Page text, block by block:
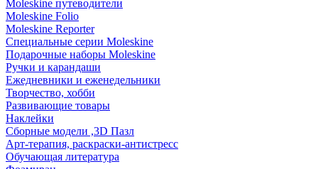
Moleskine путеводители
Moleskine Folio
Moleskine Reporter
Специальные серии Moleskine
Подарочные наборы Moleskine
Ручки и карандаши
Ежедневники и еженедельники
Творчество, хобби
Развивающие товары
Наклейки
Сборные модели ,3D Пазл
Арт-терапия, раскраски-антистресс
Обучающая литература